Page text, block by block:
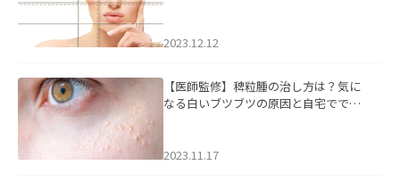
2023.12.12
【医師監修】稗粒腫の治し方は？気に
なる白いブツブツの原因と自宅ででき
2023.11.17